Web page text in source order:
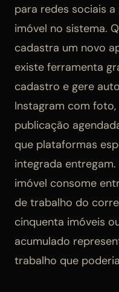
para redes sociais
imóvel no sistema.
cadastra um novo
existe ferramenta
cadastro e gere
Instagram com
publicação
que plataformas
integrada
imóvel consome
de trabalho do
cinquenta imóveis
acumulado
trabalho que